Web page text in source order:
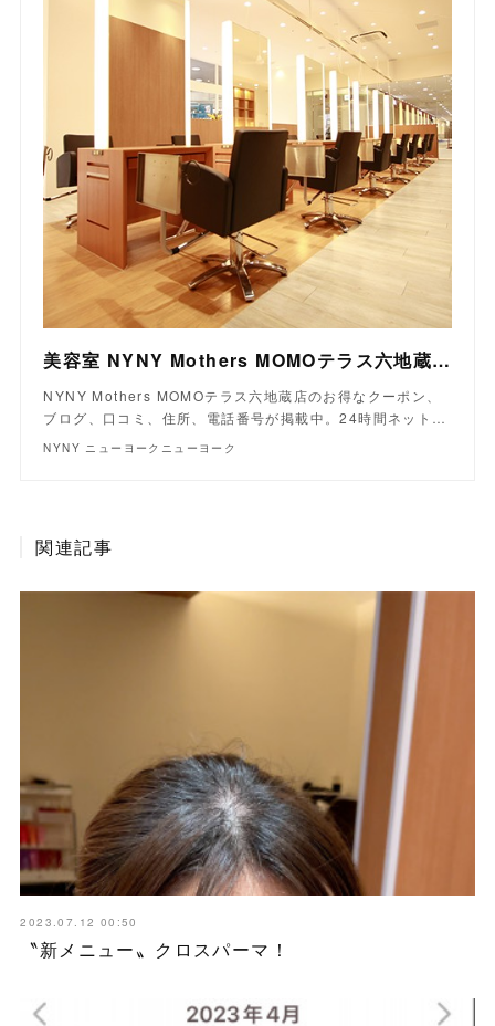
美容室 NYNY Mothers MOMOテラス六地蔵店｜ヘアサロン・美容院｜ニューヨークニューヨーク
NYNY Mothers MOMOテラス六地蔵店のお得なクーポン、
ブログ、口コミ、住所、電話番号が掲載中。24時間ネット…
NYNY ニューヨークニューヨーク
関連記事
2023.07.12 00:50
〝新メニュー〟クロスパーマ！